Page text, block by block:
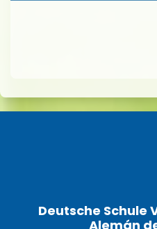
Deutsche Schule
Alemán